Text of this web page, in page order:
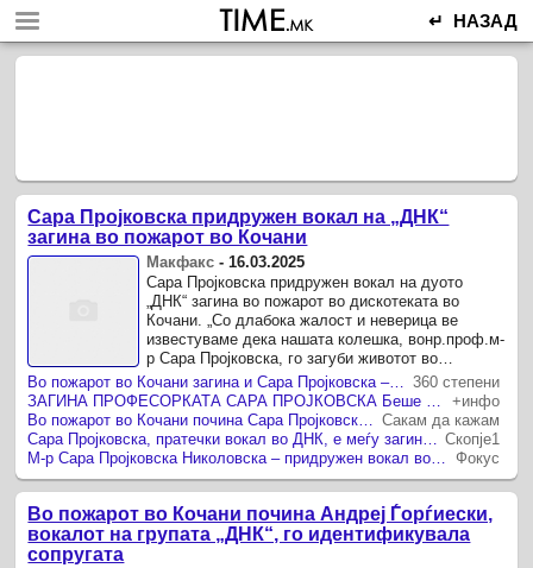
↵ НАЗАД
Сара Пројковска придружен вокал на „ДНК“
загина во пожарот во Кочани
Макфакс - 16.03.2025
Сара Пројковска придружен вокал на дуото
„ДНК“ загина во пожарот во дискотеката во
Кочани. „Со длабока жалост и неверица ве
известуваме дека нашата колешка, вонр.проф.м-
р Сара Пројковска, го загуби животот во
невидената трагедија во Кочани.
Во пожарот во Кочани загина и Сара Пројковска – професорка на ФМУ и придружен вокал на групата ДНК
360 степени
+инфо
Сакам да кажам
Скопје1
Фокус
Во пожарот во Кочани почина Андреј Ѓорѓиески,
вокалот на групата „ДНК“, го идентификувала
сопругата